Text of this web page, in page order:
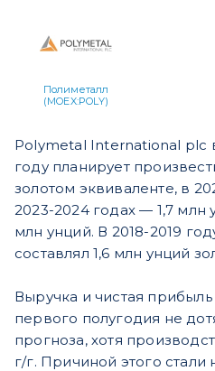
Полиметалл
(MOEX:POLY)
Polymetal International plc
году планирует
золотом эквиваленте, в
2023-2024 годах — 1,7 млн
млн унций. В 2018-2019
составлял 1,6 млн унций
Выручка и чистая
первого полугодия не
прогноза, хотя
г/г. Причиной этого